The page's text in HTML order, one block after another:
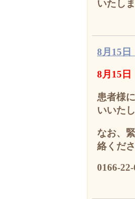
いたしま
8月15日
8月15日
患者様
いいたし
なお、
絡くだ
0166-